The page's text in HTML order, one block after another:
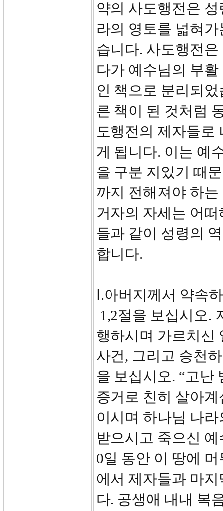
약의 사도행전은
라의 영토를 넓혀
습니다. 사도행전
다가 예수님의 부
인 책으로 분리되
른 책이 된 것처럼
도행전의 제자들로
게 됩니다. 이는 예
을 구분 지었기 때
까지 전해져야 하
거자의 자세는 어
들과 같이 성령의
합니다.
Ⅰ.아버지께서 약속
1,2절을 보십시오.
행하시며 가르치신
사건, 그리고 승천
을 보십시오. “고난
증거로 친히 살아
이시며 하나님 나
받으시고 죽으신
0일 동안 이 땅에
에서 제자들과 마
다. 공생애 내내 복